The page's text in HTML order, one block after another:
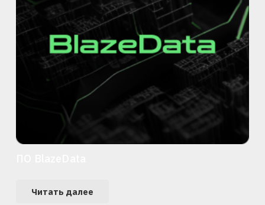
Читать далее